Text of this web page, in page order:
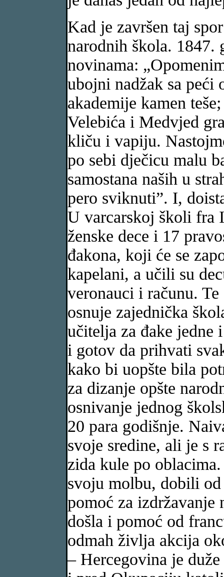
Kad je završen taj
narodnih škola. 1847.
novinama:
ubojni nadžak sa peći
akademije kamen
Velebića i Medvjed
kliču i vapiju.
po sebi dječicu malu
samostana naših u
pero sviknuti”. I,
U varcarskoj školi fra
ženske dece i 17
đakona, koji će se
kapelani, a učili su
veronauci i računu.
osnuje zajednička
učitelja za đake jedne
i gotov da prihvati
kako bi uopšte bila
za dizanje opšte
osnivanje jednog
20 para godišnje.
svoje sredine, ali je s
zida kule po
svoju molbu, dobili
pomoć za
došla i pomoć od
odmah življa akcija
– Hercegovina je